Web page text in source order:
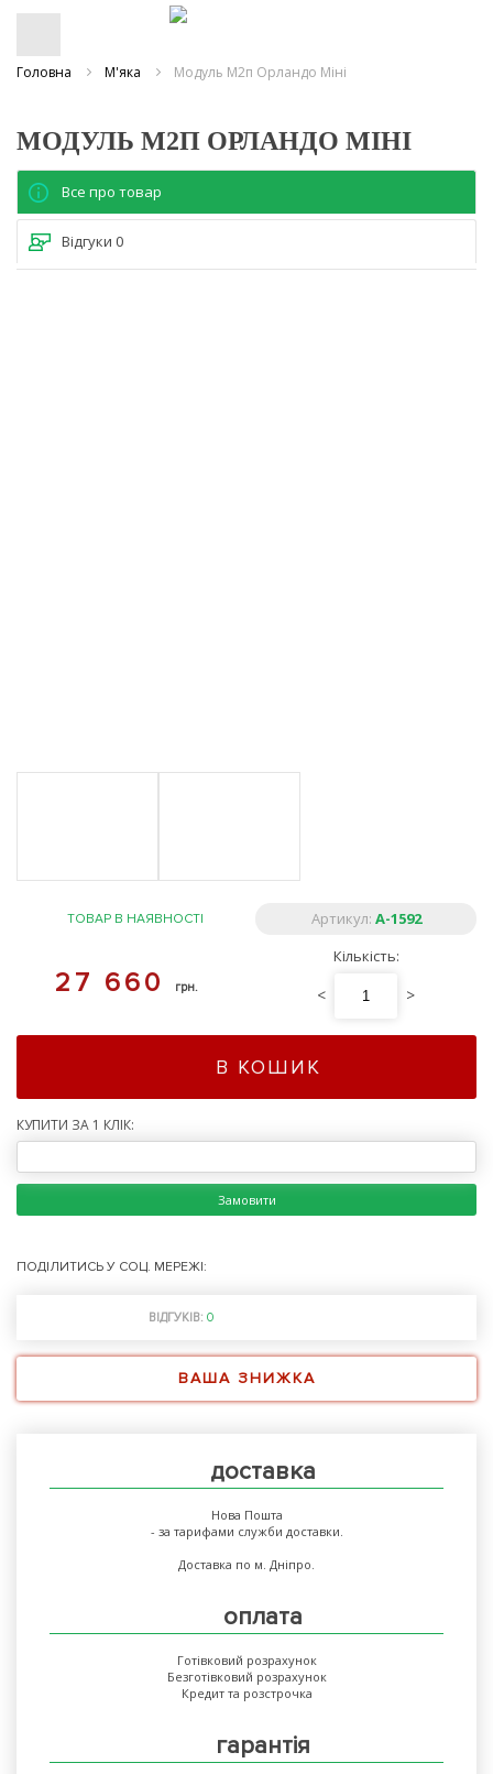
Головна М'яка Модуль М2п Орландо Міні
МОДУЛЬ М2П ОРЛАНДО МІНІ
Все про товар
Відгуки 0
ТОВАР В НАЯВНОСТІ Артикул: A-1592
27 660 грн.
Кількість:
< >
В КОШИК
КУПИТИ ЗА 1 КЛІК:
Замовити
ПОДІЛИТИСЬ У СОЦ. МЕРЕЖІ:
ВІДГУКІВ: 0
ВАША ЗНИЖКА
доставка
Нова Пошта
- за тарифами служби доставки.
Доставка по м. Дніпро.
оплата
Готівковий розрахунок
Безготівковий розрахунок
Кредит та розстрочка
гарантія